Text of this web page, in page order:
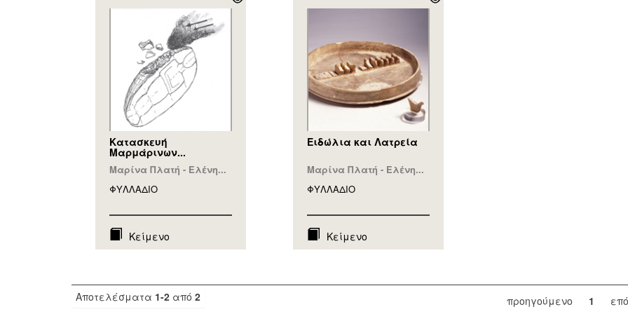
Κατασκευή
Μαρμάρινων...
Μαρίνα Πλατή - Ελένη...
ΦΥΛΛAΔΙΟ
Κείμενο
Ειδώλια και Λατρεία
Μαρίνα Πλατή - Ελένη...
ΦΥΛΛAΔΙΟ
Κείμενο
Αποτελέσματα 1-2 από 2 προηγούμενο 1